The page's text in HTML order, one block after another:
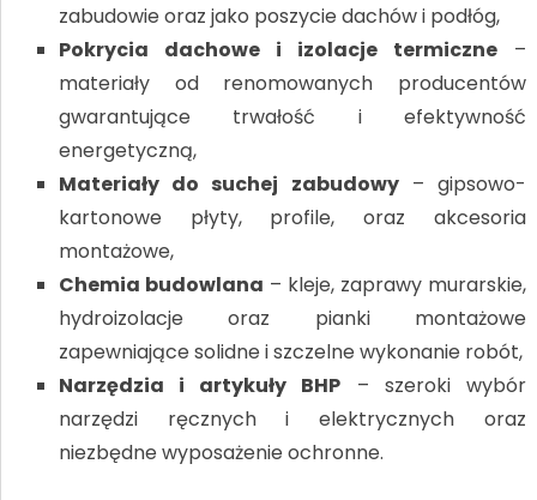
zabudowie oraz jako poszycie dachów i podłóg,
Pokrycia dachowe i izolacje termiczne –
materiały od renomowanych producentów
gwarantujące trwałość i efektywność
energetyczną,
Materiały do suchej zabudowy– gipsowo-
kartonowe płyty, profile, oraz akcesoria
montażowe,
Chemia budowlana – kleje, zaprawy murarskie,
hydroizolacje oraz pianki montażowe
zapewniające solidne i szczelne wykonanie robót,
Narzędzia i artykuły BHP – szeroki wybór
narzędzi ręcznych i elektrycznych oraz
niezbędne wyposażenie ochronne.